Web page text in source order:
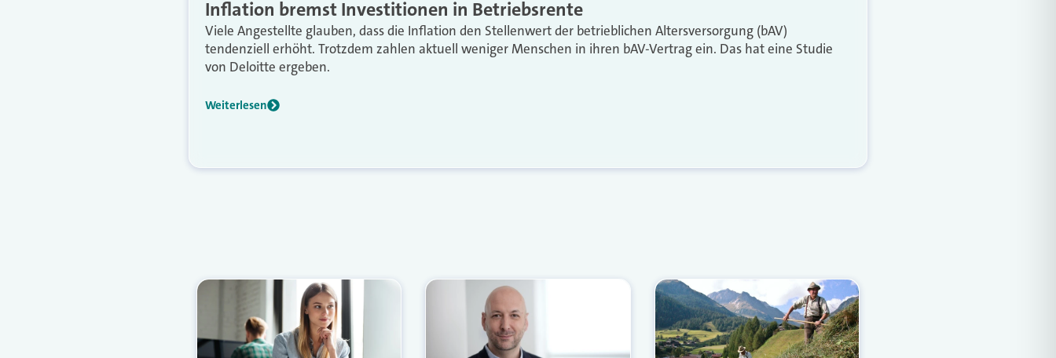
Inflation bremst Investitionen in Betriebsrente
Viele Angestellte glauben, dass die Inflation den Stellenwert der betrieblichen Altersversorgung (bAV)
tendenziell erhöht. Trotzdem zahlen aktuell weniger Menschen in ihren bAV-Vertrag ein. Das hat eine Studie
von Deloitte ergeben.
Weiterlesen